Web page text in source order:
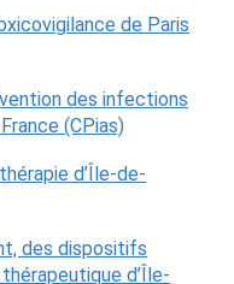
de Paris
des infections
(CPias)
d’Île-de-
des dispositifs
d’Île-